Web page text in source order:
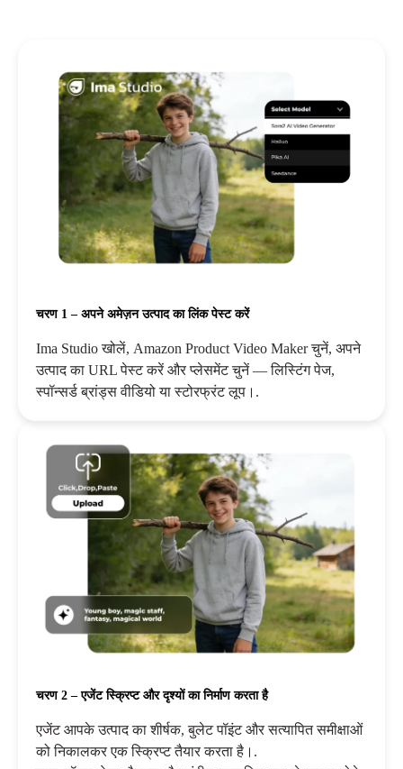
चरण 1 – अपने अमेज़न उत्पाद का लिंक पेस्ट करें
Ima Studio खोलें, Amazon Product Video Maker चुनें, अपने
उत्पाद का URL पेस्ट करें और प्लेसमेंट चुनें — लिस्टिंग पेज,
स्पॉन्सर्ड ब्रांड्स वीडियो या स्टोरफ्रंट लूप।.
चरण 2 – एजेंट स्क्रिप्ट और दृश्यों का निर्माण करता है
एजेंट आपके उत्पाद का शीर्षक, बुलेट पॉइंट और सत्यापित समीक्षाओं
को निकालकर एक स्क्रिप्ट तैयार करता है।.